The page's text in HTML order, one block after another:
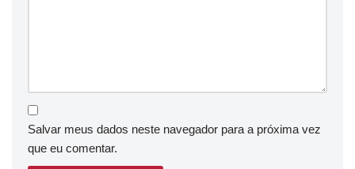
Salvar meus dados neste navegador para a próxima vez
que eu comentar.